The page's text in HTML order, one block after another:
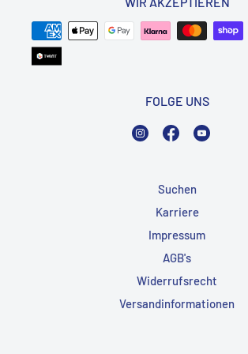
FOLGE UNS
InstagramFacebook
Suchen
Karriere
Impressum
AGB's
Widerrufsrecht
Versandinformationen